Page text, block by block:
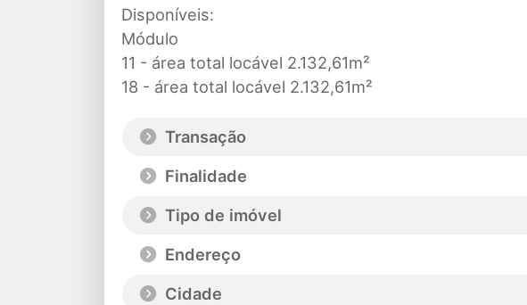
Disponíveis:
Módulo
11 - área total locável 2.132,61m²
18 - área total locável 2.132,61m²
Transação
Finalidade
Tipo de imóvel
Endereço
Cidade